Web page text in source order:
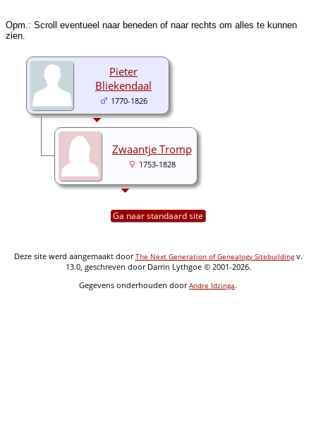
Opm.: Scroll eventueel naar beneden of naar rechts om alles te kunnen
zien.
Pieter
Bliekendaal
1770-1826
Zwaantje Tromp
1753-1828
Ga naar standaard site
Deze site werd aangemaakt doorThe Next Generation of Genealogy Sitebuildingv.
13.0, geschreven door Darrin Lythgoe © 2001-2026.
Gegevens onderhouden doorAndre Idzinga.